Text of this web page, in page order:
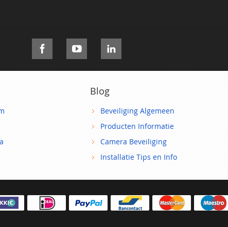
Blog
Beveiliging Algemeen
Producten Informatie
Camera Beveiliging
Installatie Tips en Info